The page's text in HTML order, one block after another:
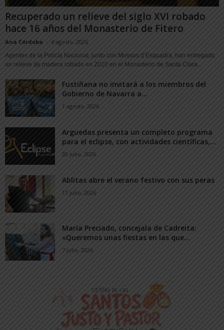
Recuperado un relieve del siglo XVI robado
hace 16 años del Monasterio de Fitero
Ana Córdoba - 4 agosto, 2026
Agentes de la Policía Nacional, junto con Mossos d’Esquadra, han entregado
un relieve de madera robado en 2010 en el Monasterio de Santa Clara...
Fustiñana no invitará a los miembros del
Gobierno de Navarra a...
1 agosto, 2026
Arguedas presenta un completo programa
para el eclipse, con actividades científicas,...
20 julio, 2026
Ablitas abre el verano festivo con sus peras
11 julio, 2026
María Preciado, concejala de Cadreita:
«Queremos unas fiestas en las que...
7 julio, 2026